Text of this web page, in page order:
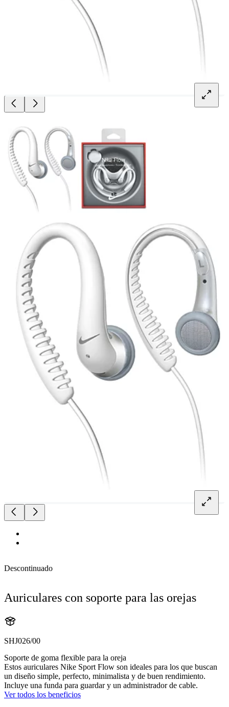
Descontinuado
Auriculares con soporte para las orejas
SHJ026/00
Soporte de goma flexible para la oreja
Estos auriculares Nike Sport Flow son ideales para los que buscan
un diseño simple, perfecto, minimalista y de buen rendimiento.
Incluye una funda para guardar y un administrador de cable.
Ver todos los beneficios